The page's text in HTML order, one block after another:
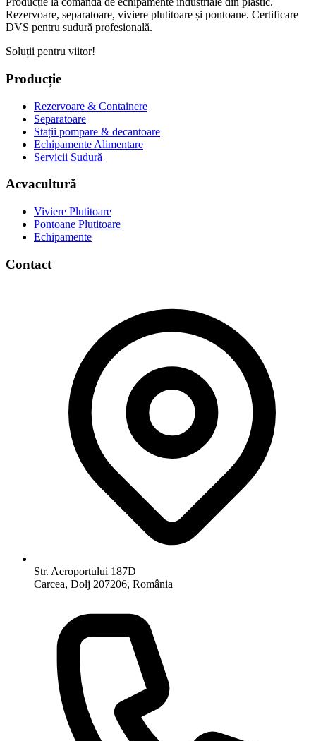
Rezervoare, separatoare, viviere plutitoare și pontoane. Certificare
DVS pentru sudură profesională.
Soluții pentru viitor!
Producție
Rezervoare & Containere
Separatoare
Stații pompare & decantoare
Echipamente Alimentare
Servicii Sudură
Acvacultură
Viviere Plutitoare
Pontoane Plutitoare
Echipamente
Contact
Str. Aeroportului 187D
Carcea, Dolj 207206, România